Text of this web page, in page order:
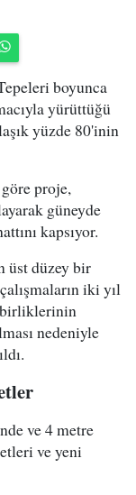
boyunca
yürüttüğü
yüzde 80'inin
proje,
güneyde
kapsıyor.
üst düzey bir
iki yıl
birliklerinin
nedeniyle
ve 4 metre
ve yeni